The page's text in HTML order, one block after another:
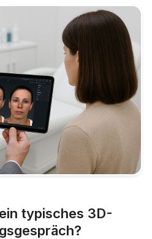
typisches 3D-